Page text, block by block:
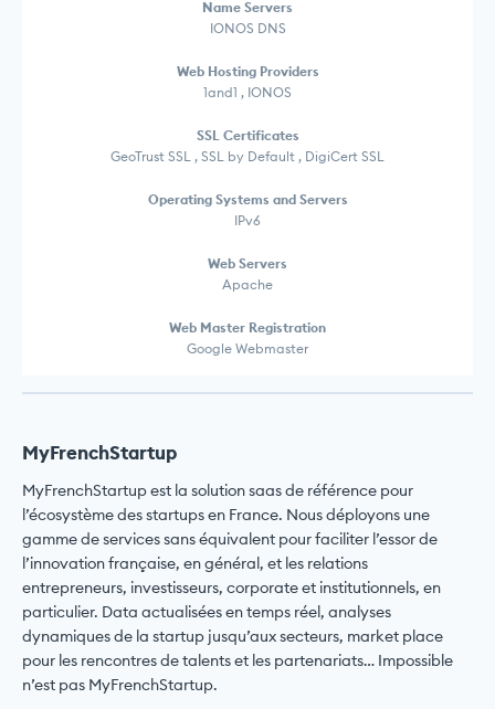
Name Servers
IONOS DNS
Web Hosting Providers
1and1 , IONOS
SSL Certificates
GeoTrust SSL , SSL by Default , DigiCert SSL
Operating Systems and Servers
IPv6
Web Servers
Apache
Web Master Registration
Google Webmaster
MyFrenchStartup
MyFrenchStartup est la solution saas de référence pour
l’écosystème des startups en France. Nous déployons une
gamme de services sans équivalent pour faciliter l’essor de
l’innovation française, en général, et les relations
entrepreneurs, investisseurs, corporate et institutionnels, en
particulier. Data actualisées en temps réel, analyses
dynamiques de la startup jusqu’aux secteurs, market place
pour les rencontres de talents et les partenariats… Impossible
n’est pas MyFrenchStartup.